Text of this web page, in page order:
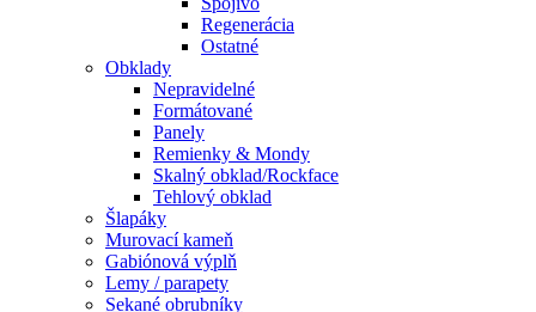
Regenerácia
Ostatné
Obklady
Nepravidelné
Formátované
Panely
Remienky & Mondy
Skalný obklad/Rockface
Tehlový obklad
Šlapáky
Murovací kameň
Gabiónová výplň
Lemy / parapety
Sekané obrubníky